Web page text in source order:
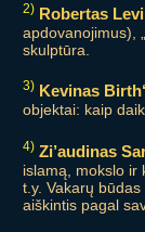
2) Robertas
apdovanojimus),
skulptūra.
3) Kevinas
objektai: kaip
4) Zi’audinas
islamą, mokslo ir
t.y. Vakarų
aiškintis pagal